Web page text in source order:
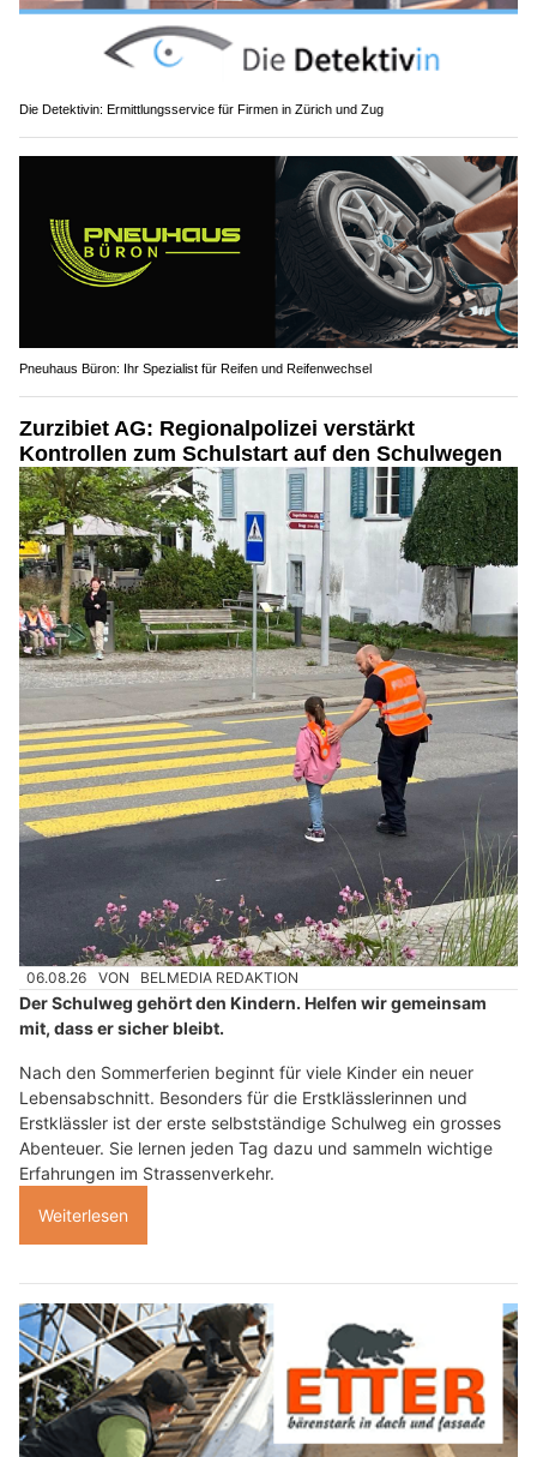
Die Detektivin: Ermittlungsservice für Firmen in Zürich und Zug
Pneuhaus Büron: Ihr Spezialist für Reifen und Reifenwechsel
Zurzibiet AG: Regionalpolizei verstärkt
Kontrollen zum Schulstart auf den Schulwegen
06.08.26 VON BELMEDIA REDAKTION
Der Schulweg gehört den Kindern. Helfen wir gemeinsam
mit, dass er sicher bleibt.
Nach den Sommerferien beginnt für viele Kinder ein neuer
Lebensabschnitt. Besonders für die Erstklässlerinnen und
Erstklässler ist der erste selbstständige Schulweg ein grosses
Abenteuer. Sie lernen jeden Tag dazu und sammeln wichtige
Erfahrungen im Strassenverkehr.
Weiterlesen